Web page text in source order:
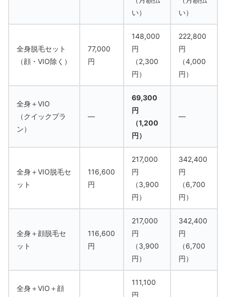
い）
い）
全身脱毛セット
（顔・VIO除く）
77,000
円
148,000
円
（2,300
円）
222,800
円
（4,000
円）
全身＋VIO
（クイックプラ
ン）
―
69,300
円
（1,200
円）
―
全身＋VIO脱毛セ
ット
116,600
円
217,000
円
（3,900
円）
342,400
円
（6,700
円）
全身＋顔脱毛セ
ット
116,600
円
217,000
円
（3,900
円）
342,400
円
（6,700
円）
全身＋VIO＋顔
111,100
円